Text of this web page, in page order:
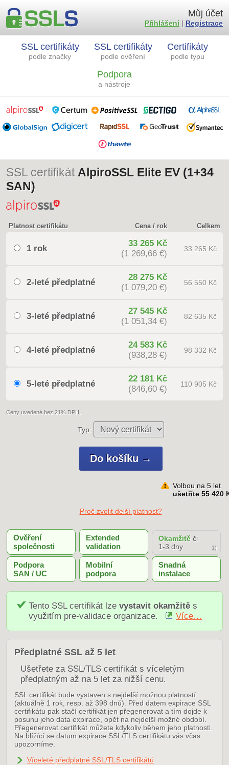
SSL certifikáty
podle značky
SSL certifikáty
podle ověření
Certifikáty
podle typu
Podpora
a nástroje
Můj účet
Přihlášení| Registrace
SSL certifikát AlpiroSSL Elite EV (1+34
SAN)
Platnost certifikátu Cena / rok Celkem
1 rok
33 265 Kč
(1 269,66 €)
33 265 Kč
2-leté předplatné
28 275 Kč
(1 079,20 €)
56 550 Kč
3-leté předplatné
27 545 Kč
(1 051,34 €)
82 635 Kč
4-leté předplatné
24 583 Kč
(938,28 €)
98 332 Kč
5-leté předplatné
22 181 Kč
(846,60 €)
110 905 Kč
Ceny uvedené bez 21% DPH.
Typ:
Volbou na 5 let
ušetříte 55 420
Proč zvolit delší platnost?
Ověření
společnosti
Extended
validation
Okamžitě či
1-3 dny
1)
Podpora
SAN / UC
Mobilní
podpora
Snadná
instalace
Tento SSL certifikát lze vystavit okamžitěs
využitím pre-validace organizace.
Více…
Předplatné SSL až 5 let
Ušetřete za SSL/TLS certifikát s víceletým
předplatným až na 5 let za nižší cenu.
SSL certifikát bude vystaven s nejdelší možnou platností
(aktuálně 1 rok, resp. až 398 dnů). Před datem expirace SSL
certifikátu pak stačí certifikát jen přegenerovat a tím dojde k
posunu jeho data expirace, opět na nejdelší možné období.
Přegenerovat certifikát můžete kdykoliv během jeho platnosti.
Na blížící se datum expirace SSL/TLS certifikátu vás včas
upozorníme.
Víceleté předplatné SSL/TLS certifikátů